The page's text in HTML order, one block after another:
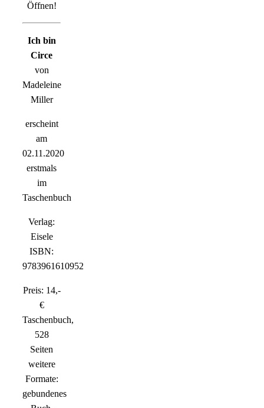
Öffnen!
Ich bin
Circe
von
Madeleine
Miller
erscheint
am
02.11.2020
erstmals
im
Taschenbuch
Verlag:
Eisele
ISBN:
9783961610952
Preis: 14,-
€
Taschenbuch,
528
Seiten
weitere
Formate:
gebundenes